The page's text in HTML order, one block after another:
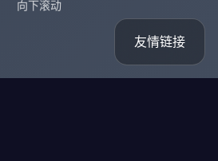
向下滚动
友情链接